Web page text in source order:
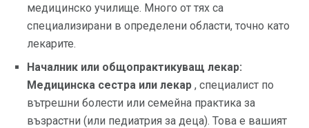
медицинско училище. Много от тях са
специализирани в определени области, точно като
лекарите.
Началник или общопрактикуващ лекар:
Медицинска сестра или лекар , специалист по
вътрешни болести или семейна практика за
възрастни (или педиатрия за деца). Това е вашият